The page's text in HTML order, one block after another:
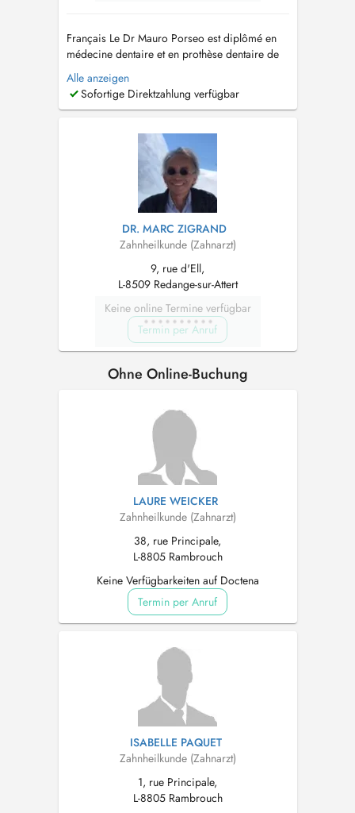
Français Le Dr Mauro Porseo est diplômé en
médecine dentaire et en prothèse dentaire de
l'Université de Rome Tor Vergata. En 2013, il
invente le premier expanseur palatin rapide
avec approche vestibulaire, sujet de sa thèse, et
Alle anzeigen
Sofortige Direktzahlung verfügbar
DR. MARC ZIGRAND
Zahnheilkunde (Zahnarzt)
9, rue d'Ell,
L-8509 Redange-sur-Attert
Keine online Termine verfügbar
Termin per Anruf
Ohne Online-Buchung
LAURE WEICKER
Zahnheilkunde (Zahnarzt)
38, rue Principale,
L-8805 Rambrouch
Keine Verfügbarkeiten auf Doctena
Termin per Anruf
ISABELLE PAQUET
Zahnheilkunde (Zahnarzt)
1, rue Principale,
L-8805 Rambrouch